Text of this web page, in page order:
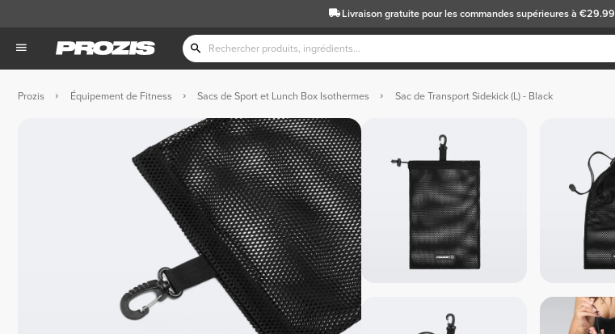
Livraison gratuitepour les commandes supérieures à €29.99
Prozis Équipement de Fitness Sacs de Sport et Lunch Box Isothermes Sac de Transport Sidekick (L) - Black